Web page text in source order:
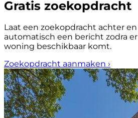
Gratis zoekopdracht
Laat een zoekopdracht achter
automatisch een bericht zodra
woning beschikbaar komt.
Zoekopdracht aanmaken ›